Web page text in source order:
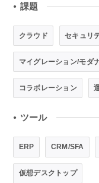
● 課題
クラウド セキュリ
マイグレーション/モダ
コラボレーション
● ツール
ERP CRM/SFA
仮想デスクトップ